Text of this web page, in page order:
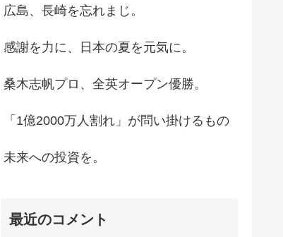
広島、長崎を忘れまじ。
感謝を力に、日本の夏を元気に。
桑木志帆プロ、全英オープン優勝。
「1億2000万人割れ」が問い掛けるもの
未来への投資を。
最近のコメント